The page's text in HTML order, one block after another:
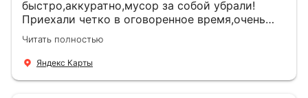
быстро,аккуратно,мусор за собой убрали!
Приехали четко в оговоренное время,очень
вежливые,деликатные рабочие .Все
понравилось и дверь ,и работа и цена!
Читать полностью
Яндекс Карты